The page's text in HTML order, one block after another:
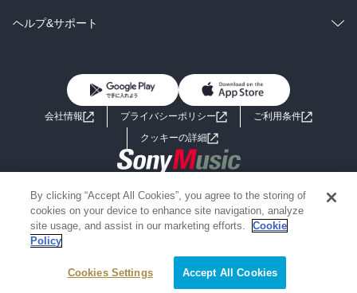
うことなんだね。議員も減らしていいよな。
力ある働く国にならなくなっている。やはり、衰退国へ向かってい
自民党は、「2018年までに、47都道府県を廃止し、約10の道州に再
編する」と謳っていた。
ある程度、道州制は必要だと認識しているようだ。まぁ。都道府県
利権が絡んでるからね。
え方をベースにしている。北海道、東北、北関東、南関東、北陸、
東海、関西、中国、四国、九州、沖縄に分けるとしている。
かく道州制の分析がなされている。沖縄は出生率が多く、東京は出
生率が低い。なるほど、東京一極集中は、出生率が減ることになる
のだ。著者は、東京を減反せよという。
まぁ。日本の形を大きく変えないと日本は滅んでいくしかないかな
BL・TL
雑誌・グラビア
ラノベ
コミック
ライトノベル 男子向けラノベ
小説
海外小説
ミステリー SF
歴史・時代小説
グラビア写真集
ヘルプ&サポート
よくあるご質問 お問い合わせ
会社情報 プライバシーポリシー
ご利用条件
クッキーの詳細
Copyright 2017 - 2026 Sony Music Entertainment(Japan) Inc.
Information on the site is for the Japan domestic market only
powered by
By clicking “Accept All Cookies”, you agree to the storing of
cookies on your device to enhance site navigation, analyze
site usage, and assist in our marketing efforts.
Cookie
Policy
Cookies Settings Accept All Cookies